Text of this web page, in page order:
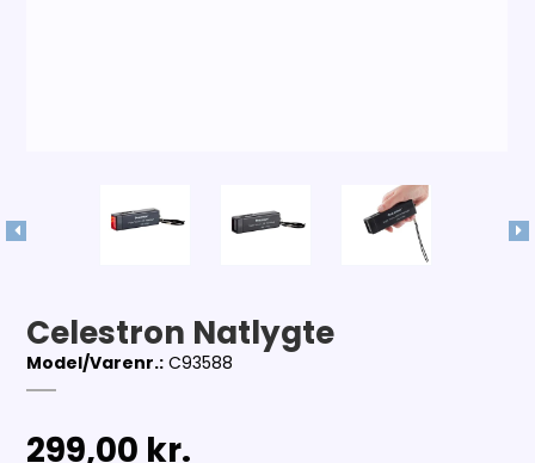
Celestron Natlygte
Model/Varenr.: C93588
299,00 kr.